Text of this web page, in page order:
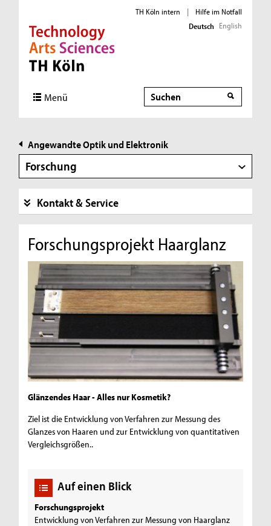
Direkt zur Hauptnavigation
Direkt zur Subnavigation
Direkt zum Inhalt
Direkt zum Fußbereich
TH Köln intern |
Hilfe im Notfall
Deutsch English
Menü Suche
Suche
Angewandte Optik und Elektronik
Forschung
Kontakt & Service
Forschungsprojekt Haarglanz
Glänzendes Haar - Alles nur Kosmetik?
Ziel ist die Entwicklung von Verfahren zur Messung des
Glanzes von Haaren und zur Entwicklung von quantitativen
Vergleichsgrößen..
Auf einen Blick
Forschungsprojekt
Entwicklung von Verfahren zur Messung von Haarglanz